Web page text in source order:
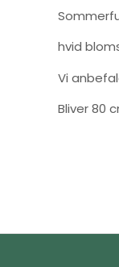
hvid
Vi
Bliver 80